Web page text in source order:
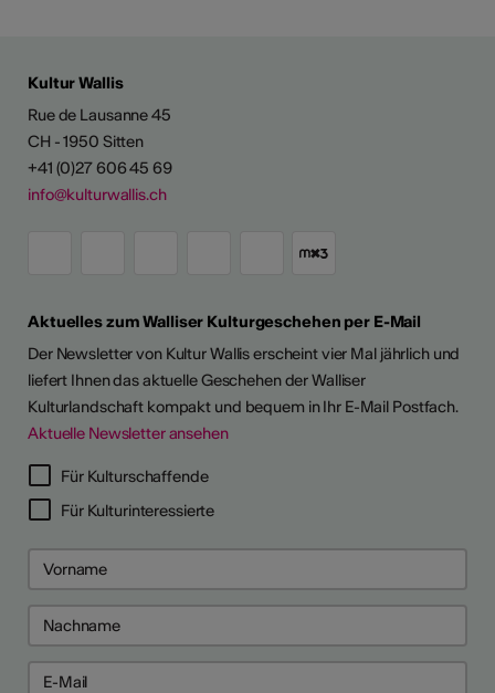
Kultur Wallis
Rue de Lausanne 45
CH - 1950 Sitten
+41 (0)27 606 45 69
info@kulturwallis.ch
Aktuelles zum Walliser Kulturgeschehen per E-Mail
Der Newsletter von Kultur Wallis erscheint vier Mal jährlich und
liefert Ihnen das aktuelle Geschehen der Walliser
Kulturlandschaft kompakt und bequem in Ihr E-Mail Postfach.
Aktuelle Newsletter ansehen
Für Kulturschaffende
Für Kulturinteressierte